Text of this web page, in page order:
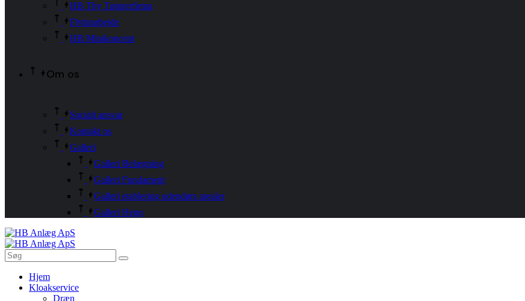
HB Thy Tømrerfirma
Flyttearbejde
HB Minikoncept
Om os
Socialt ansvar
Kontakt os
Galleri
Galleri Belægning
Galleri Fundament
Galleri etablering udendørs arealer
Galleri Hegn
Hjem
Kloakservice
Dræn